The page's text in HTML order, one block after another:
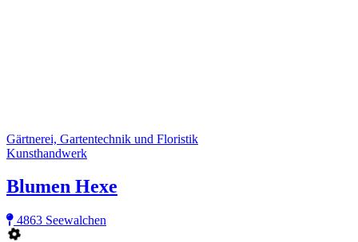
Gärtnerei, Gartentechnik und Floristik
Kunsthandwerk
Blumen Hexe
4863 Seewalchen